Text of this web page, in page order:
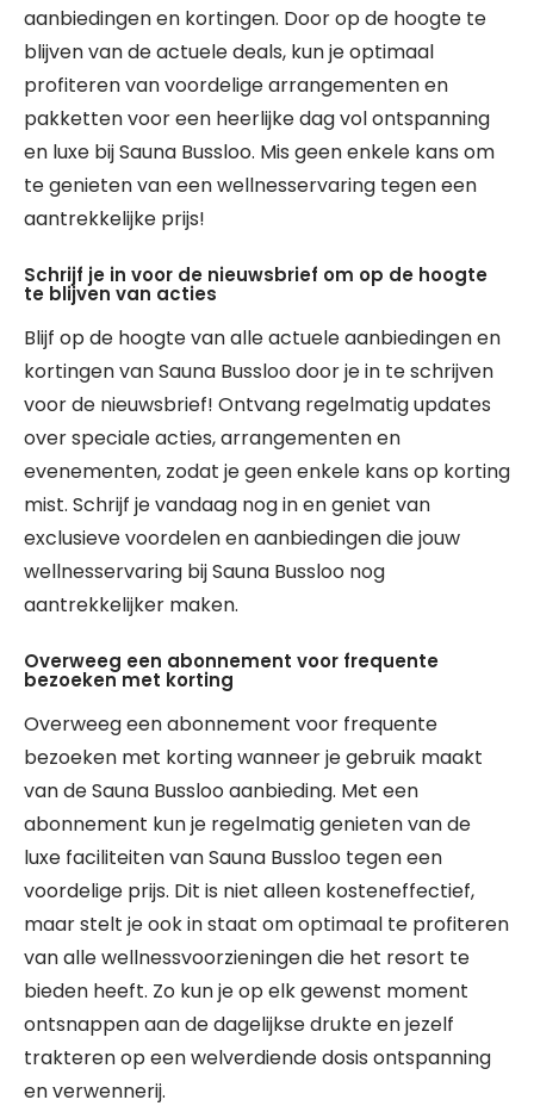
aanbiedingen en kortingen. Door op de hoogte te
blijven van de actuele deals, kun je optimaal
profiteren van voordelige arrangementen en
pakketten voor een heerlijke dag vol ontspanning
en luxe bij Sauna Bussloo. Mis geen enkele kans om
te genieten van een wellnesservaring tegen een
aantrekkelijke prijs!
Schrijf je in voor de nieuwsbrief om op de hoogte
te blijven van acties
Blijf op de hoogte van alle actuele aanbiedingen en
kortingen van Sauna Bussloo door je in te schrijven
voor de nieuwsbrief! Ontvang regelmatig updates
over speciale acties, arrangementen en
evenementen, zodat je geen enkele kans op korting
mist. Schrijf je vandaag nog in en geniet van
exclusieve voordelen en aanbiedingen die jouw
wellnesservaring bij Sauna Bussloo nog
aantrekkelijker maken.
Overweeg een abonnement voor frequente
bezoeken met korting
Overweeg een abonnement voor frequente
bezoeken met korting wanneer je gebruik maakt
van de Sauna Bussloo aanbieding. Met een
abonnement kun je regelmatig genieten van de
luxe faciliteiten van Sauna Bussloo tegen een
voordelige prijs. Dit is niet alleen kosteneffectief,
maar stelt je ook in staat om optimaal te profiteren
van alle wellnessvoorzieningen die het resort te
bieden heeft. Zo kun je op elk gewenst moment
ontsnappen aan de dagelijkse drukte en jezelf
trakteren op een welverdiende dosis ontspanning
en verwennerij.